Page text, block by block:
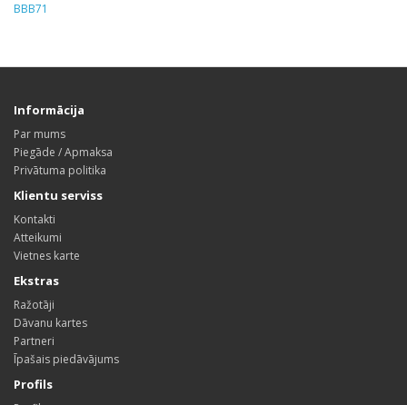
BBB71
Informācija
Par mums
Piegāde / Apmaksa
Privātuma politika
Klientu serviss
Kontakti
Atteikumi
Vietnes karte
Ekstras
Ražotāji
Dāvanu kartes
Partneri
Īpašais piedāvājums
Profils